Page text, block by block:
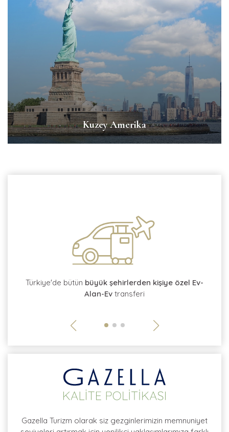
Kuzey Amerika
Türkiye'de bütün büyük şehirlerden kişiye özel Ev-
Alan-Ev transferi
Gazella Turizm olarak siz gezginlerimizin memnuniyet